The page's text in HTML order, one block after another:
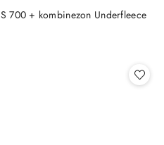
700 + kombinezon Underfleece